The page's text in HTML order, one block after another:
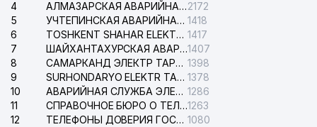
4 АЛМАЗАРСКАЯ АВАРИЙНАЯ СЛУЖБА ЭЛЕКТРОСЕТИ2172
5
УЧТЕПИНСКАЯ АВАРИЙНАЯ СЛУЖБА ЭЛЕКТРОСЕТИ 1418
6
TOSHKENT SHAHAR ELEKTR TARMOQLARI KORXONASI АО 1417
7
ШАЙХАНТАХУРСКАЯ АВАРИЙНАЯ СЛУЖБА ЭЛЕКТРОСЕТИ1407
8
САМАРКАНД ЭЛЕКТР ТАРМОКЛАРИ АО 1398
9
SURHONDARYO ELEKTR TARMOKLARI АО 1378
10
АВАРИЙНАЯ СЛУЖБА ЭЛЕКТРОСЕТИ ТАШКЕНТСКОГО РАЙОНА 1286
11
СПРАВОЧНОЕ БЮРО О ТЕЛЕФОНАХ ОРГАНИЗАЦИЙ г. ТАШКЕНТА1263
12
ТЕЛЕФОНЫ ДОВЕРИЯ ГОСУДАРСТВЕННОГО ЦЕНТРА ТЕСТИРОВАНИЯ 1080